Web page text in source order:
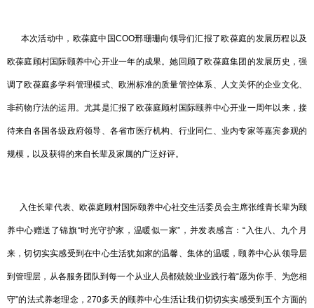
本次活动中，欧葆庭中国COO邢珊珊向领导们汇报了欧葆庭的发展历程以及
欧葆庭顾村国际颐养中心开业一年的成果。她回顾了欧葆庭集团的发展历史，强
调了欧葆庭多学科管理模式、欧洲标准的质量管控体系、人文关怀的企业文化、
非药物疗法的运用。尤其是汇报了欧葆庭顾村国际颐养中心开业一周年以来，接
待来自各国各级政府领导、各省市医疗机构、行业同仁、业内专家等嘉宾参观的
规模，以及获得的来自长辈及家属的广泛好评。
入住长辈代表、欧葆庭顾村国际颐养中心社交生活委员会主席张维青长辈为颐
养中心赠送了锦旗“时光守护家，温暖似一家”，并发表感言：“入住八、九个月
来，切切实实感受到在中心生活犹如家的温馨、集体的温暖，颐养中心从领导层
到管理层，从各服务团队到每一个从业人员都兢兢业业践行着“愿为你手、为您相
守”的法式养老理念，270多天的颐养中心生活让我们切切实实感受到五个方面的